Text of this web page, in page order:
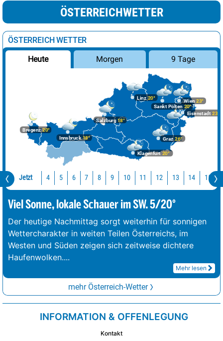
ÖSTERREICHWETTER
ÖSTERREICH WETTER
Heute Morgen 9 Tage
Bregenz20°
Graz26°
Innsbruck18°
Klagenfurt 20°
Linz20°
Salzburg18°
Wien 23°
Eisenstadt 23°
Sankt Pölten 20°
Jetzt 4 5 6 7 8 9 10 11 12 13 14 15
Viel Sonne, lokale Schauer im SW. 5/20°
Der heutige Nachmittag sorgt weiterhin für sonnigen
Wettercharakter in weiten Teilen Österreichs, im
Westen und Süden zeigen sich zeitweise dichtere
Haufenwolken....
Mehr lesen
mehr Österreich-Wetter
INFORMATION & OFFENLEGUNG
Kontakt